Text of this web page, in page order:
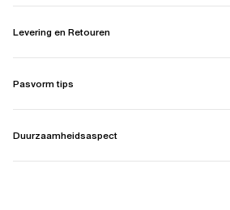
Levering en Retouren
Pasvorm tips
Duurzaamheidsaspect